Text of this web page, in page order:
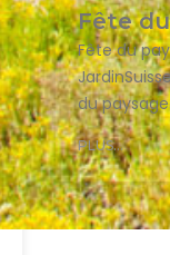
Fête
Fête du
du
PLUS...